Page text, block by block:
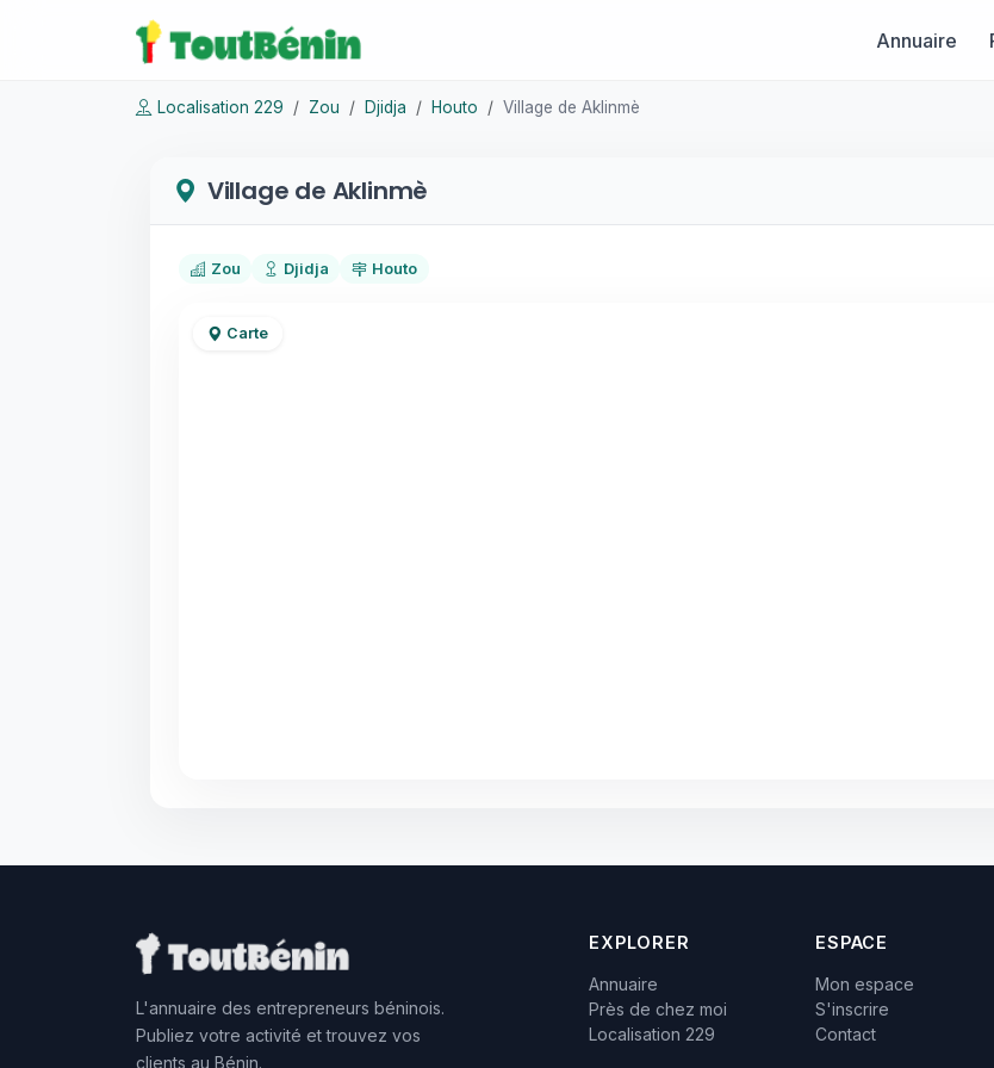
Annuaire
Localisation 229 Zou Djidja Houto Village de Aklinmè
Village de Aklinmè
Zou Djidja Houto
Carte
L'annuaire des entrepreneurs béninois.
Publiez votre activité et trouvez vos
clients au Bénin.
EXPLORER
Annuaire
Près de chez moi
Localisation 229
ESPACE
Mon espace
S'inscrire
Contact